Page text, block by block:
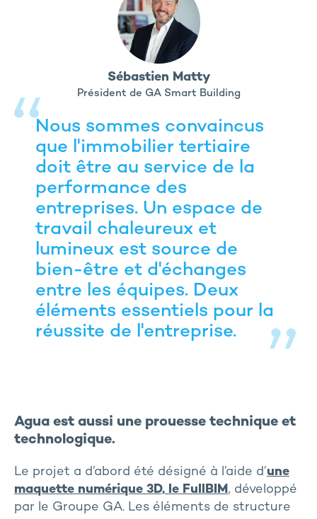
Sébastien Matty
Président de GA Smart Building
Nous sommes convaincus
que l'immobilier tertiaire
doit être au service de la
performance des
entreprises. Un espace de
travail chaleureux et
lumineux est source de
bien-être et d'échanges
entre les équipes. Deux
éléments essentiels pour la
réussite de l'entreprise.
Agua est aussi une prouesse technique et
technologique.
Le projet a d’abord été désigné à l’aide d’une
maquette numérique 3D, le FullBIM, développé
par le Groupe GA. Les éléments de structure